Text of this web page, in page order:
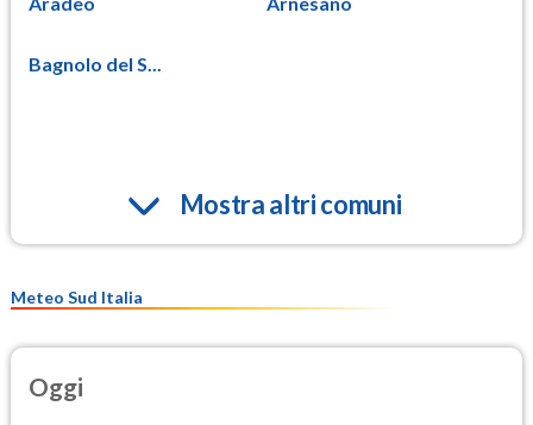
Bagnolo del S...
Mostra altri comuni
Meteo Sud Italia
Oggi